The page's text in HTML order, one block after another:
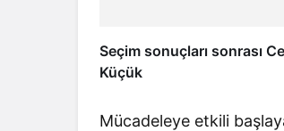
Seçim sonuçları sonrası
Küçük
Mücadeleye etkili